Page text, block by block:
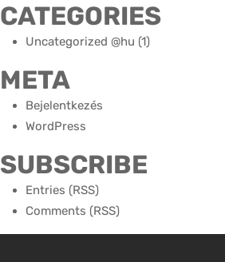
CATEGORIES
Uncategorized @hu (1)
META
Bejelentkezés
WordPress
SUBSCRIBE
Entries (RSS)
Comments (RSS)